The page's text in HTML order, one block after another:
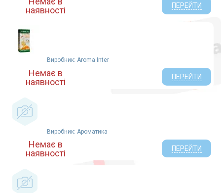
наявності
ПЕРЕЙТИ
Виробник: Aroma Inter
Немає в
наявності
ПЕРЕЙТИ
Виробник: Ароматика
Немає в
наявності
ПЕРЕЙТИ